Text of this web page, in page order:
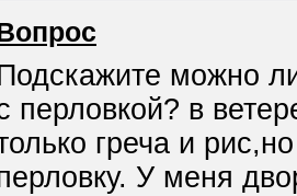
можно
перловкой? в
греча и
У меня